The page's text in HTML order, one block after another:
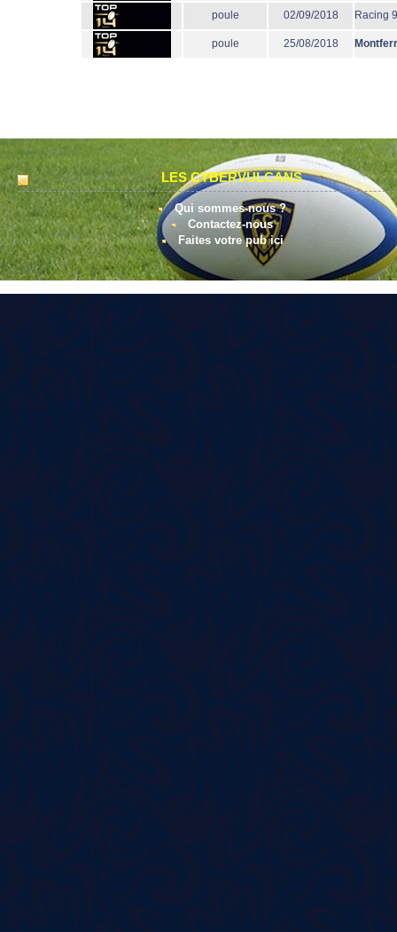
poule 02/09/2018 Racing
poule 25/08/2018
LES CYBERVULCANS
Qui sommes-nous ?
Contactez-nous
Faites votre pub ici